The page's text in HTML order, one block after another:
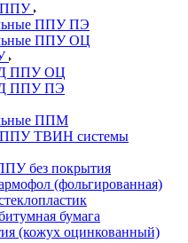
ППУ
ППУ ПЭ
ППУ ОЦ
ППУ ОЦ
ППУ ПЭ
ППМ
ППУ ТВИН системы
без покрытия
(фольгированная)
бумага
(кожух оцинкованный)